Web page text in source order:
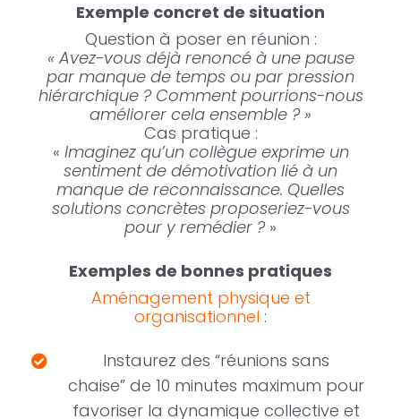
Exemple concret de situation
Question à poser en réunion :
« Avez-vous déjà renoncé à une pause
par manque de temps ou par pression
hiérarchique ? Comment pourrions-nous
améliorer cela ensemble ? »
Cas pratique :
« Imaginez qu’un collègue exprime un
sentiment de démotivation lié à un
manque de reconnaissance. Quelles
solutions concrètes proposeriez-vous
pour y remédier ?»
Exemples de bonnes pratiques
Aménagement physique et
organisationnel :
Instaurez des “réunions sans
chaise” de 10 minutes maximum pour
favoriser la dynamique collective et